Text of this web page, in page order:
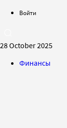
Войти
28 October 2025
Финансы